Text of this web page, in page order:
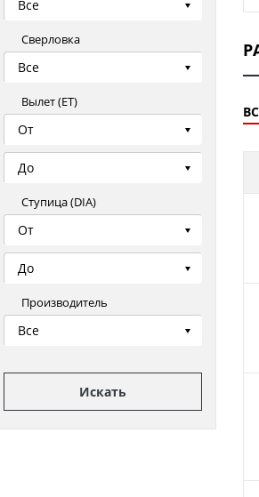
Все
Сверловка
Все
Вылет (ЕТ)
От
До
Ступица (DIA)
От
До
Производитель
Все
Искать